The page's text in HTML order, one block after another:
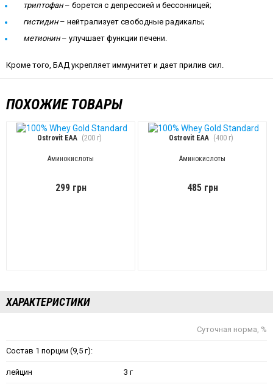
триптофан– борется с депрессией и бессонницей;
гистидин– нейтрализует свободные радикалы;
метионин– улучшает функции печени.
Кроме того, БАД укрепляет иммунитет и дает прилив сил.
ПОХОЖИЕ ТОВАРЫ
Ostrovit EAA (200 г)
Аминокислоты
299 грн
Ostrovit EAA (400 г)
Аминокислоты
485 грн
ХАРАКТЕРИСТИКИ
Суточная норма, %
Состав 1 порции (9,5 г):
лейцин 3 г